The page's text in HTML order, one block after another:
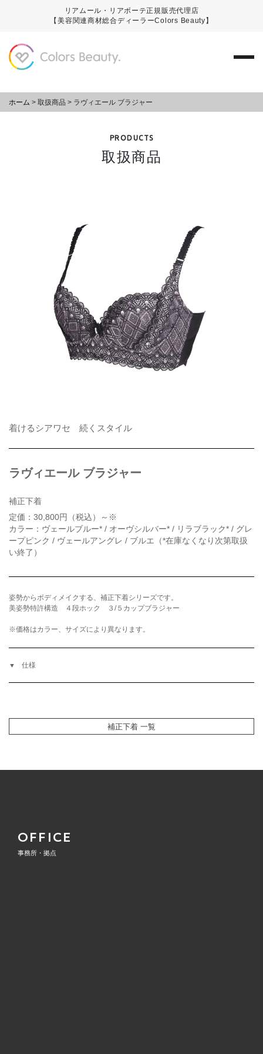
リアムール・リアボーテ正規販売代理店
【美容関連商材総合ディーラーColors Beauty】
ホーム > 取扱商品 > ラヴィエール ブラジャー
PRODUCTS
取扱商品
着けるシアワセ 続くスタイル
ラヴィエール ブラジャー
補正下着
定価：30,800円（税込）～※
カラー：ヴェールブルー* / オーヴシルバー* / リラブラック* / グレ
ープピンク / ヴェールアングレ / ブルエ（*在庫なくなり次第取扱
い終了）
姿勢からボディメイクする、補正下着シリーズです。
美姿勢特許構造 ４段ホック ３/５カップブラジャー
※価格はカラー、サイズにより異なります。
仕様
補正下着 一覧
OFFICE
事務所・拠点